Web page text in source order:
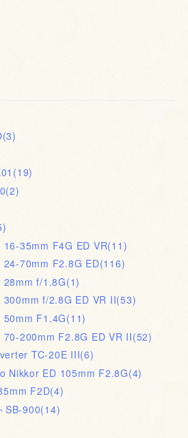
(3)
(19)
(2)
16-35mm F4G ED VR(11)
24-70mm F2.8G ED(116)
28mm f/1.8G(1)
300mm f/2.8G ED VR II(53)
50mm F1.4G(11)
70-200mm F2.8G ED VR II(52)
TC-20E III(6)
Nikkor ED 105mm F2.8G(4)
F2D(4)
SB-900(14)